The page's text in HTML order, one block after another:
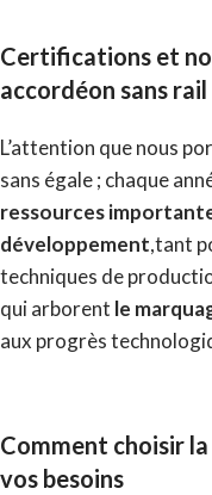
Certifications et
accordéon sans rail
L’attention que nous
sans égale; chaque
ressources
développement,tant
techniques de
qui arborent le
aux progrès
Comment choisir
vos besoins